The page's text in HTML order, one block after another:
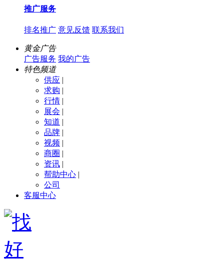
推广服务
排名推广 意见反馈 联系我们
黄金广告
广告服务 我的广告
特色频道
供应 |
求购 |
行情 |
展会 |
知道 |
品牌 |
视频 |
商圈 |
资讯 |
帮助中心 |
公司
客服中心